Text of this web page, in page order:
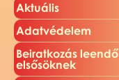
Ak­tu­á­lis
Adat­vé­de­lem
Be­irat­ko­zás le­en­dő
el­ső­sök­nek